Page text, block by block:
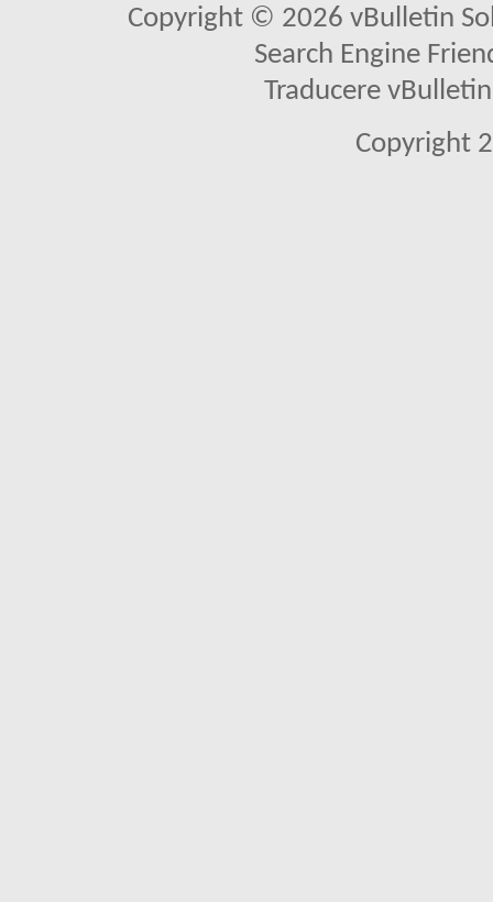
Copyright © 2026 vBulletin
Search Engine
Traducere
Copyright